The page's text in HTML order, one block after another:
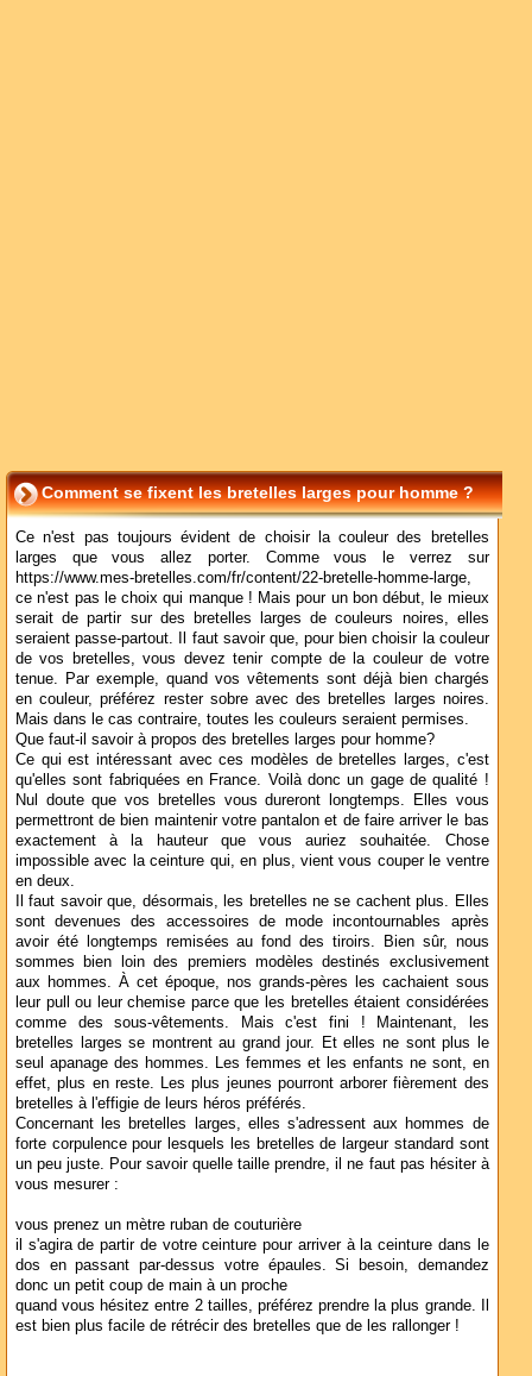
Comment se fixent les bretelles larges pour homme ?
Ce n'est pas toujours évident de choisir la couleur des bretelles
larges que vous allez porter. Comme vous le verrez sur
https://www.mes-bretelles.com/fr/content/22-bretelle-homme-large,
ce n'est pas le choix qui manque ! Mais pour un bon début, le mieux
serait de partir sur des bretelles larges de couleurs noires, elles
seraient passe-partout. Il faut savoir que, pour bien choisir la couleur
de vos bretelles, vous devez tenir compte de la couleur de votre
tenue. Par exemple, quand vos vêtements sont déjà bien chargés
en couleur, préférez rester sobre avec des bretelles larges noires.
Mais dans le cas contraire, toutes les couleurs seraient permises.
Que faut-il savoir à propos des bretelles larges pour homme?
Ce qui est intéressant avec ces modèles de bretelles larges, c'est
qu'elles sont fabriquées en France. Voilà donc un gage de qualité !
Nul doute que vos bretelles vous dureront longtemps. Elles vous
permettront de bien maintenir votre pantalon et de faire arriver le bas
exactement à la hauteur que vous auriez souhaitée. Chose
impossible avec la ceinture qui, en plus, vient vous couper le ventre
en deux.
Il faut savoir que, désormais, les bretelles ne se cachent plus. Elles
sont devenues des accessoires de mode incontournables après
avoir été longtemps remisées au fond des tiroirs. Bien sûr, nous
sommes bien loin des premiers modèles destinés exclusivement
aux hommes. À cet époque, nos grands-pères les cachaient sous
leur pull ou leur chemise parce que les bretelles étaient considérées
comme des sous-vêtements. Mais c'est fini ! Maintenant, les
bretelles larges se montrent au grand jour. Et elles ne sont plus le
seul apanage des hommes. Les femmes et les enfants ne sont, en
effet, plus en reste. Les plus jeunes pourront arborer fièrement des
bretelles à l'effigie de leurs héros préférés.
Concernant les bretelles larges, elles s'adressent aux hommes de
forte corpulence pour lesquels les bretelles de largeur standard sont
un peu juste. Pour savoir quelle taille prendre, il ne faut pas hésiter à
vous mesurer :
vous prenez un mètre ruban de couturière
il s'agira de partir de votre ceinture pour arriver à la ceinture dans le
dos en passant par-dessus votre épaules. Si besoin, demandez
donc un petit coup de main à un proche
quand vous hésitez entre 2 tailles, préférez prendre la plus grande. Il
est bien plus facile de rétrécir des bretelles que de les rallonger !